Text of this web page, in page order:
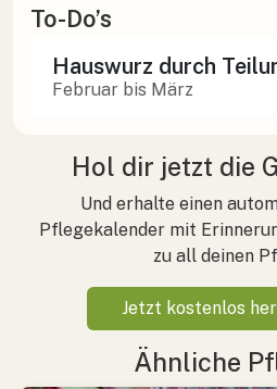
To-Do’s
Hauswurz durch
Februar bis März
Hol dir jetzt die
Und erhalte einen
Pflegekalender mit
zu all deinen
Jetzt kostenlos
Ähnliche